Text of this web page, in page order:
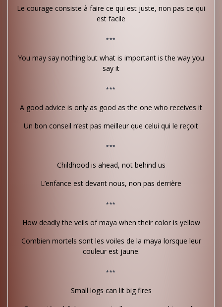
Le courage consiste à faire ce qui est juste, non pas ce qui
est facile
***
You may say nothing but what is important is the way you
say it
***
A good advice is only as good as the one who receives it
Un bon conseil n’est pas meilleur que celui qui le reçoit
***
Childhood is ahead, not behind us
L’enfance est devant nous, non pas derrière
***
How deadly the veils of maya when their color is yellow
Combien mortels sont les voiles de la maya lorsque leur
couleur est jaune.
***
Small logs can lit big fires